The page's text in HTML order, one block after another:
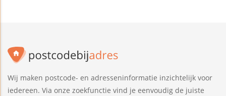
Wij maken postcode- en adresseninformatie inzichtelijk voor
iedereen. Via onze zoekfunctie vind je eenvoudig de juiste